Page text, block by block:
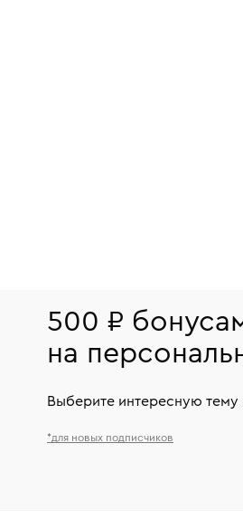
500 ₽
на
Выберите интересную тему
*для новых подписчиков